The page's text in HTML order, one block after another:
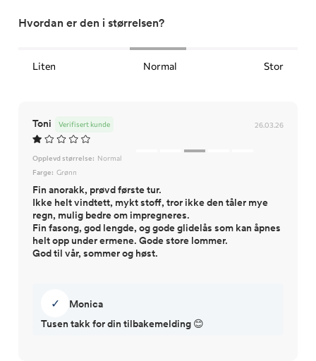
Hvordan er den i størrelsen?
Liten Normal Stor
Toni 26.03.26
Verifisert kunde
Opplevd størrelse: Normal
Farge: Grønn
Fin anorakk, prøvd første tur.
Ikke helt vindtett, mykt stoff, tror ikke den tåler mye
regn, mulig bedre om impregneres.
Fin fasong, god lengde, og gode glidelås som kan åpnes
helt opp under ermene. Gode store lommer.
God til vår, sommer og høst.
✓
Monica
Tusen takk for din tilbakemelding 😊